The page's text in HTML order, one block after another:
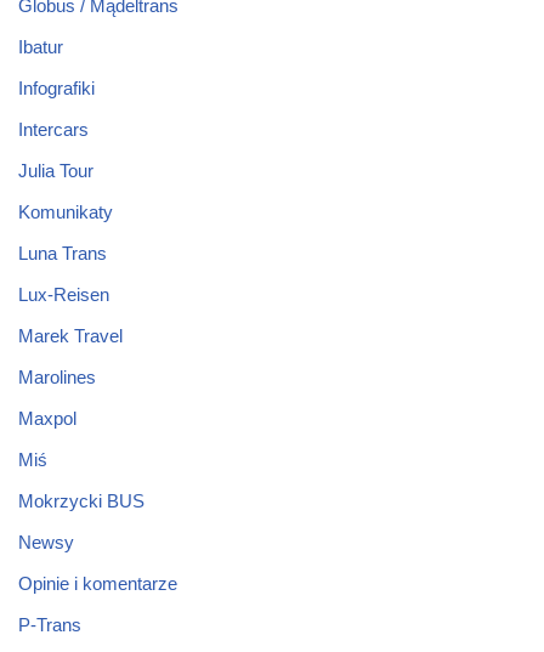
Globus / Mądeltrans
Ibatur
Infografiki
Intercars
Julia Tour
Komunikaty
Luna Trans
Lux-Reisen
Marek Travel
Marolines
Maxpol
Miś
Mokrzycki BUS
Newsy
Opinie i komentarze
P-Trans